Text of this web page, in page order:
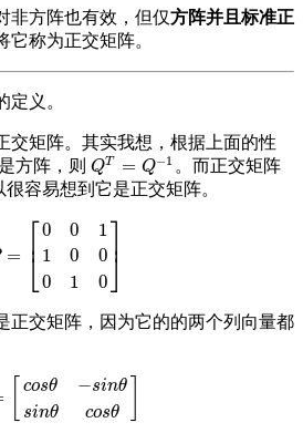
非方阵也有效，但仅方阵并且标准正
它称为正交矩阵。
义。
交矩阵。其实我想，根据上面的性
方阵，则 QT = Q−1
QT =Q −1
。而正交矩阵
容易想到它是正交矩阵。
= ⎡
⎣
⎢ 0
1
0
0
0
1
1
0
0
⎤
⎦⎥
P= 0 01 00 0]
正交矩阵，因为它的的两个列向量都
cosθ
sinθ
−sinθ
cosθ
c